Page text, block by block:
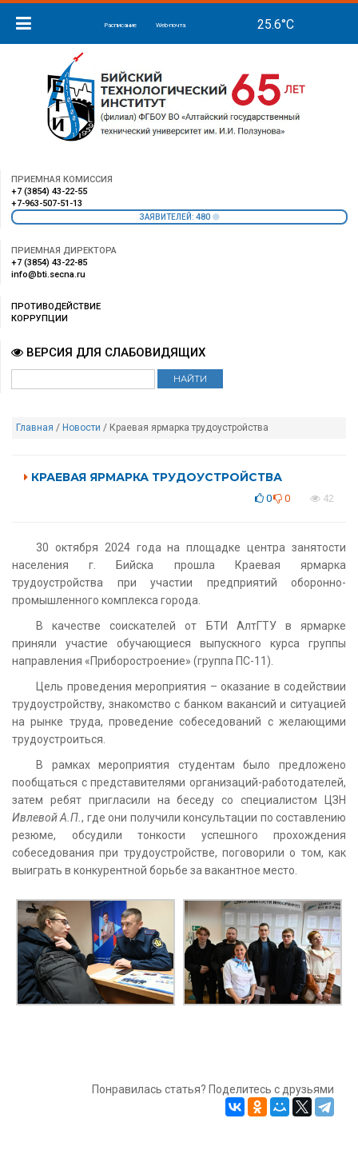
Расписание Web-почта
ПРИЕМНАЯ КОМИССИЯ
+7 (3854) 43-22-55
+7-963-507-51-13
ЗАЯВИТЕЛЕЙ: 480
ПРИЕМНАЯ ДИРЕКТОРА
+7 (3854) 43-22-85
info@bti.secna.ru
ПРОТИВОДЕЙСТВИЕ
КОРРУПЦИИ
ВЕРСИЯ ДЛЯ СЛАБОВИДЯЩИХ
Главная / Новости / Краевая ярмарка трудоустройства
КРАЕВАЯ ЯРМАРКА ТРУДОУСТРОЙСТВА
0 0 42
30 октября 2024 года на площадке центра занятости
населения г. Бийска прошла Краевая ярмарка
трудоустройства при участии предприятий оборонно-
промышленного комплекса города.
В качестве соискателей от БТИ АлтГТУ в ярмарке
приняли участие обучающиеся выпускного курса группы
направления «Приборостроение» (группа ПС-11).
Цель проведения мероприятия – оказание в содействии
трудоустройству, знакомство с банком вакансий и ситуацией
на рынке труда, проведение собеседований с желающими
трудоустроиться.
В рамках мероприятия студентам было предложено
пообщаться с представителями организаций-работодателей,
затем ребят пригласили на беседу со специалистом ЦЗН
Ивлевой А.П., где они получили консультации по составлению
резюме, обсудили тонкости успешного прохождения
собеседования при трудоустройстве, поговорили о том, как
выиграть в конкурентной борьбе за вакантное место.
Понравилась статья? Поделитесь с друзьями